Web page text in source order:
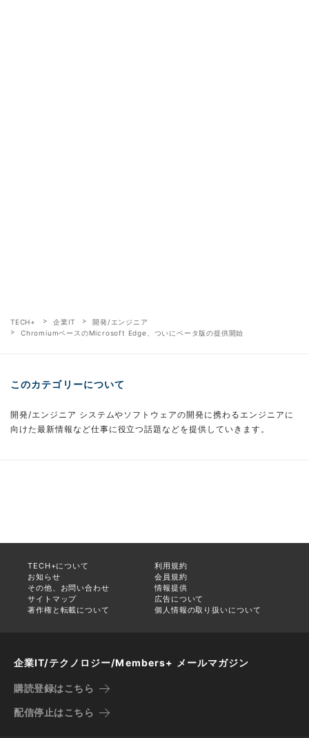
TECH+ 企業IT
開発/エンジニア
ChromiumベースのMicrosoft Edge、ついにベータ版の提供開始
このカテゴリーについて
開発/エンジニア システムやソフトウェアの開発に携わるエンジニアに
向けた最新情報など仕事に役立つ話題などを提供していきます。
TECH+について
利用規約
お知らせ
会員規約
その他、お問い合わせ
情報提供
サイトマップ
広告について
著作権と転載について
個人情報の取り扱いについて
企業IT/テクノロジー/Members+ メールマガジン
購読登録はこちら
配信停止はこちら